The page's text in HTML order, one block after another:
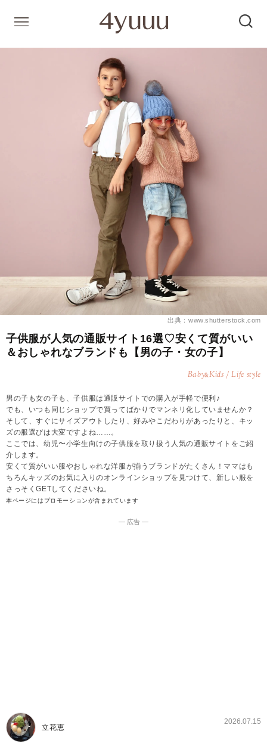
出典：www.shutterstock.com
子供服が人気の通販サイト16選♡安くて質がいい
＆おしゃれなブランドも【男の子・女の子】
Baby&Kids / Life style
男の子も女の子も、子供服は通販サイトでの購入が手軽で便利♪
でも、いつも同じショップで買ってばかりでマンネリ化していませんか？
そして、すぐにサイズアウトしたり、好みやこだわりがあったりと、キッ
ズの服選びは大変ですよね……。
ここでは、幼児〜小学生向けの子供服を取り扱う人気の通販サイトをご紹
介します。
安くて質がいい服やおしゃれな洋服が揃うブランドがたくさん！ママはも
ちろんキッズのお気に入りのオンラインショップを見つけて、新しい服を
さっそくGETしてくださいね。
本ページにはプロモーションが含まれています
― 広告 ―
立花恵
2026.07.15